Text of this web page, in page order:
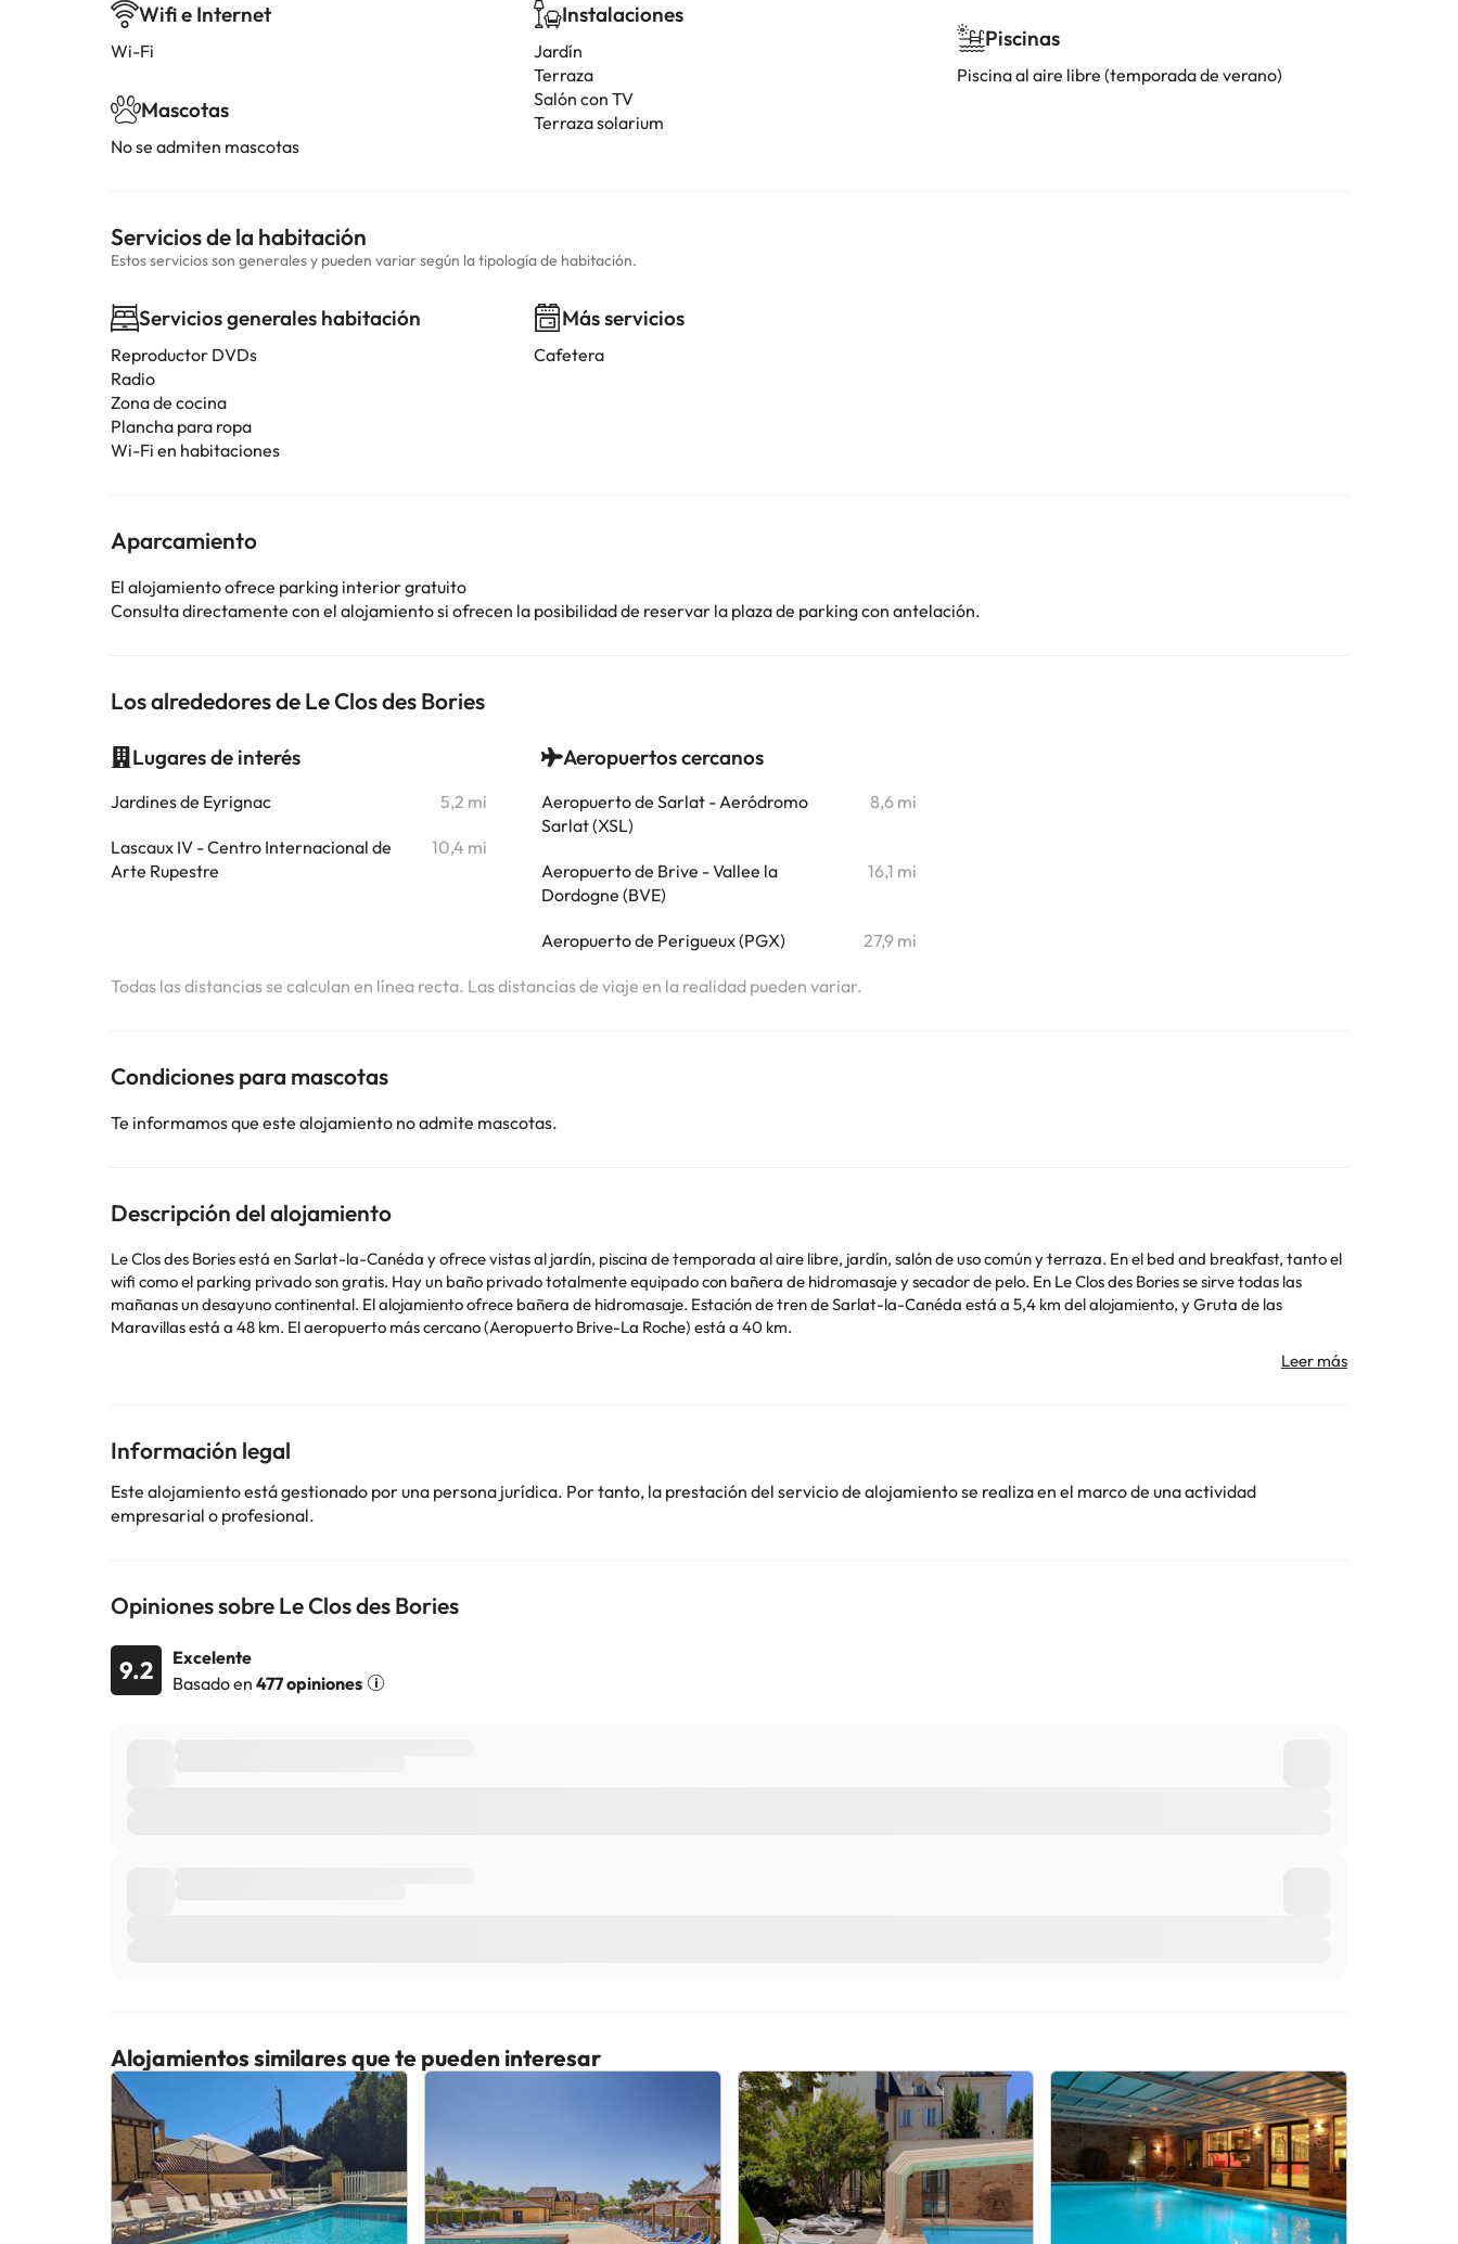
Wifi e Internet
Wi-Fi
Mascotas
No se admiten mascotas
Instalaciones
Jardín
Terraza
Salón con TV
Terraza solarium
Piscinas
Piscina al aire libre (temporada de verano)
Servicios de la habitación
Estos servicios son generales y pueden variar según la tipología de habitación.
Servicios generales habitación
Reproductor DVDs
Radio
Zona de cocina
Plancha para ropa
Wi-Fi en habitaciones
Más servicios
Cafetera
Aparcamiento
El alojamiento ofrece parking interior gratuito
Consulta directamente con el alojamiento si ofrecen la posibilidad de reservar la plaza de parking con antelación.
Los alrededores de Le Clos des Bories
Lugares de interés
Jardines de Eyrignac 5,2 mi
Lascaux IV - Centro Internacional de
Arte Rupestre
10,4 mi
Aeropuertos cercanos
Aeropuerto de Sarlat - Aeródromo
Sarlat (XSL)
8,6 mi
Aeropuerto de Brive - Vallee la
Dordogne (BVE)
16,1 mi
Aeropuerto de Perigueux (PGX) 27,9 mi
Todas las distancias se calculan en línea recta. Las distancias de viaje en la realidad pueden variar.
Condiciones para mascotas
Te informamos que este alojamiento no admite mascotas.
Descripción del alojamiento
Le Clos des Bories está en Sarlat-la-Canéda y ofrece vistas al jardín, piscina de temporada al aire libre, jardín, salón de uso común y terraza. En el bed and breakfast, tanto el
wifi como el parking privado son gratis. Hay un baño privado totalmente equipado con bañera de hidromasaje y secador de pelo. En Le Clos des Bories se sirve todas las
mañanas un desayuno continental. El alojamiento ofrece bañera de hidromasaje. Estación de tren de Sarlat-la-Canéda está a 5,4 km del alojamiento, y Gruta de las
Maravillas está a 48 km. El aeropuerto más cercano (Aeropuerto Brive-La Roche) está a 40 km.
Información legal
Este alojamiento está gestionado por una persona jurídica. Por tanto, la prestación del servicio de alojamiento se realiza en el marco de una actividad
empresarial o profesional.
Opiniones sobre Le Clos des Bories
9.2
Excelente
Basado en 477 opiniones
Alojamientos similares que te pueden interesar